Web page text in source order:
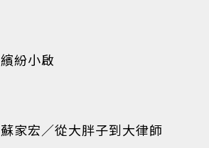
繽紛小啟
蘇家宏／從大胖子到大律師